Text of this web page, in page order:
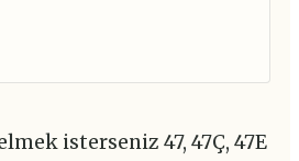
isterseniz 47, 47Ç, 47E